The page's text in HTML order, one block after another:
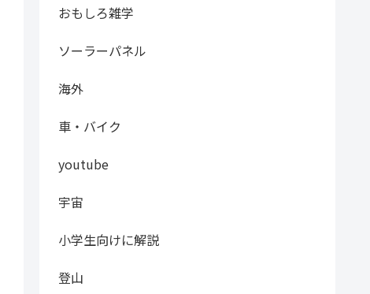
おもしろ雑学
ソーラーパネル
海外
車・バイク
youtube
宇宙
小学生向けに解説
登山